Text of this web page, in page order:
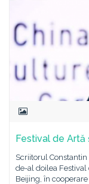
Festival de Artă
Scriitorul
de-al doilea
Beijing, în